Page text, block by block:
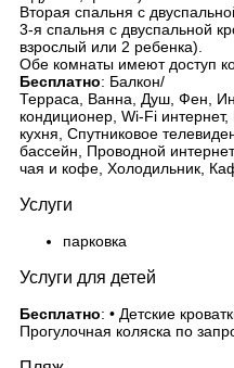
Вторая спальня с
3-я спальня с двуспальной
взрослый или 2 ребенка).
Обе комнаты имеют доступ
Бесплатно: Балкон/
Терраса, Ванна, Душ, Фен,
кондиционер, Wi-Fi
кухня, Спутниковое
бассейн, Проводной
чая и кофе, Холодильник,
Услуги
парковка
Услуги для детей
Бесплатно: • Детские
Прогулочная коляска по